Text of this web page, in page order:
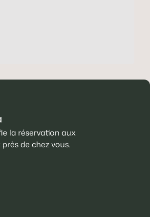
la réservation aux
de chez vous.